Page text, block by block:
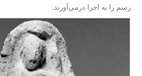
رسم را به اجرا درمي‌آورند.